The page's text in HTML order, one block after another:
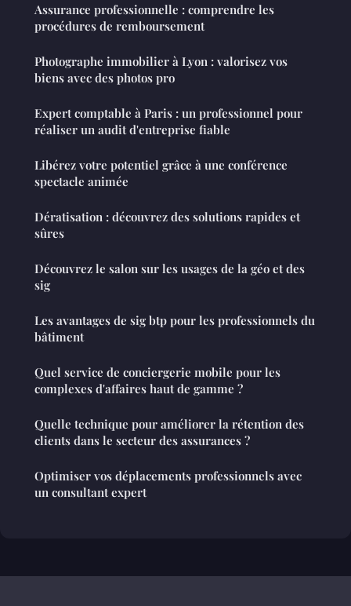
Assurance professionnelle : comprendre les
procédures de remboursement
Photographe immobilier à Lyon : valorisez vos
biens avec des photos pro
Expert comptable à Paris : un professionnel pour
réaliser un audit d'entreprise fiable
Libérez votre potentiel grâce à une conférence
spectacle animée
Dératisation : découvrez des solutions rapides et
sûres
Découvrez le salon sur les usages de la géo et des
sig
Les avantages de sig btp pour les professionnels du
bâtiment
Quel service de conciergerie mobile pour les
complexes d'affaires haut de gamme ?
Quelle technique pour améliorer la rétention des
clients dans le secteur des assurances ?
Optimiser vos déplacements professionnels avec
un consultant expert